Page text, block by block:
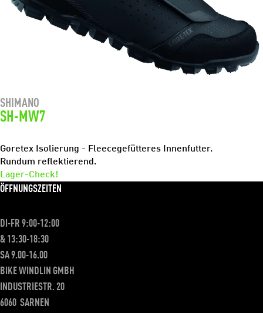
SHIMANO
SH-MW7
Goretex Isolierung - Fleecegefütteres Innenfutter.
Rundum reflektierend.
Lager-Check!
ÖFFNUNGSZEITEN
DI-FR 9:00-12:00
& 13:30-18:30
SA 9.00-16.00
BIKE WINDLIN GMBH
INDUSTRIESTR. 20
6060 SARNEN